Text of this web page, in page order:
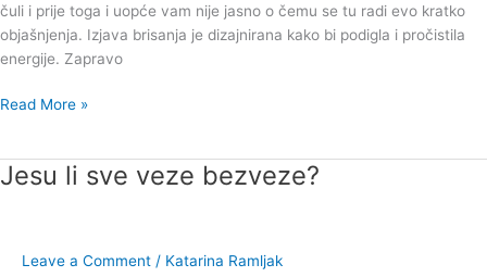
čuli i prije toga i uopće vam nije jasno o čemu se tu radi evo kratko
objašnjenja. Izjava brisanja je dizajnirana kako bi podigla i pročistila
energije. Zapravo
Read More »
Jesu li sve veze bezveze?
Leave a Comment / Katarina Ramljak
Jesu
bezveze?